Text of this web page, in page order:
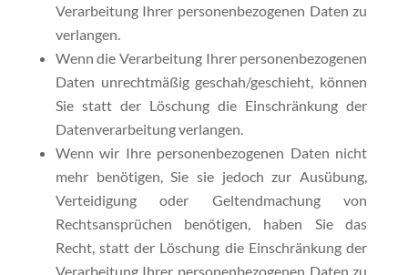
Verarbeitung Ihrer personenbezogenen Daten zu
verlangen.
Wenn die Verarbeitung Ihrer personenbezogenen
Daten unrechtmäßig geschah/geschieht, können
Sie statt der Löschung die Einschränkung der
Datenverarbeitung verlangen.
Wenn wir Ihre personenbezogenen Daten nicht
mehr benötigen, Sie sie jedoch zur Ausübung,
Verteidigung oder Geltendmachung von
Rechtsansprüchen benötigen, haben Sie das
Recht, statt der Löschung die Einschränkung der
Verarbeitung Ihrer personenbezogenen Daten zu